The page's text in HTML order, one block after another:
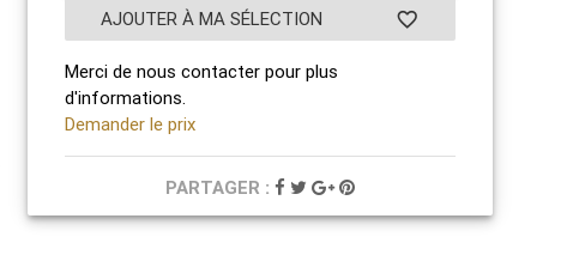
favorite_border
AJOUTER À MA SÉLECTION
Merci de nous contacter pour plus
d'informations.
Demander le prix
PARTAGER :